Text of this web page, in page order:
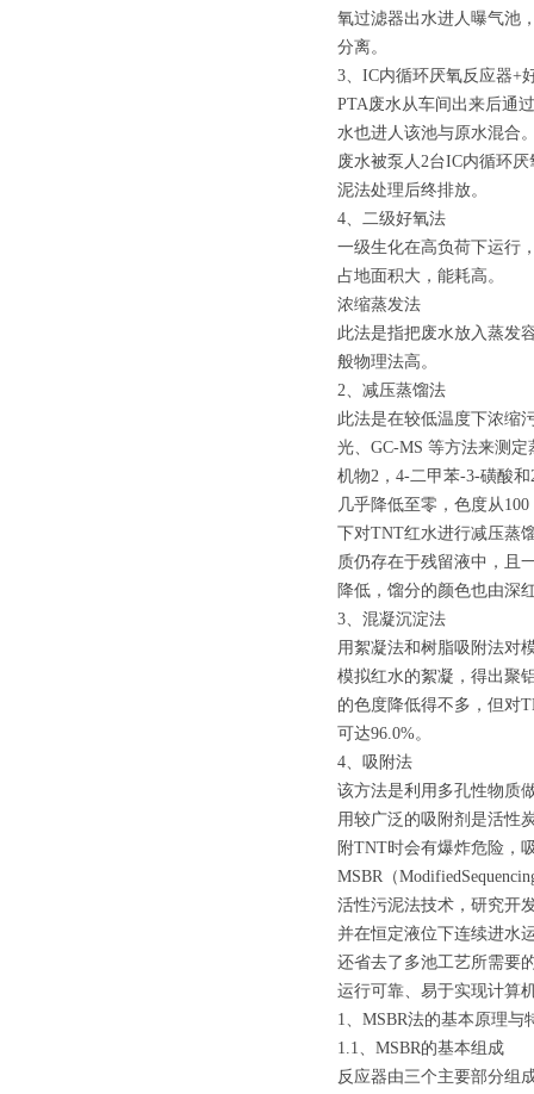
氧过滤器出水进人曝气池
分离。
3、IC内循环厌氧反应器+
PTA废水从车间出来后通
水也进人该池与原水混合
废水被泵人2台IC内循环
泥法处理后终排放。
4、二级好氧法
一级生化在高负荷下运行
占地面积大，能耗高。
浓缩蒸发法
此法是指把废水放入蒸发
般物理法高。
2、减压蒸馏法
此法是在较低温度下浓缩
光、GC-MS 等方法来测
机物2，4-二甲苯-3-磺酸
几乎降低至零，色度从
下对TNT红水进行减压蒸
质仍存在于残留液中，且
降低，馏分的颜色也由深
3、混凝沉淀法
用絮凝法和树脂吸附法对
模拟红水的絮凝，得出聚
的色度降低得不多，但对
可达96.0%。
4、吸附法
该方法是利用多孔性物质
用较广泛的吸附剂是活性
附TNT时会有爆炸危险，
MSBR（
活性污泥法技术，研究开
并在恒定液位下连续进水
还省去了多池工艺所需要
运行可靠、易于实现计算
1、MSBR法的基本原理与
1.1、MSBR的基本组成
反应器由三个主要部分组